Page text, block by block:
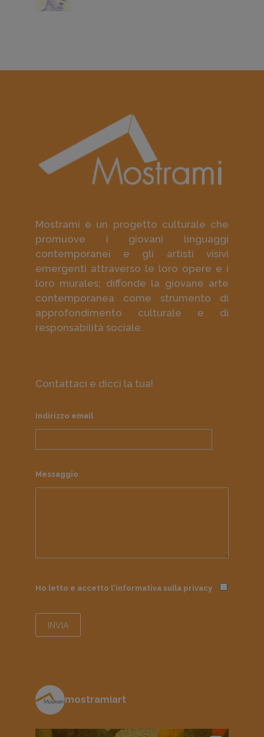
Mostrami è un progetto culturale che
promuove i giovani linguaggi
contemporanei e gli artisti visivi
emergenti attraverso le loro opere e i
loro murales; diffonde la giovane arte
contemporanea come strumento di
approfondimento culturale e di
responsabilità sociale.
Contattaci e dicci la tua!
Indirizzo email
Messaggio
Ho letto e accetto l'informativa sulla privacy
mostramiart